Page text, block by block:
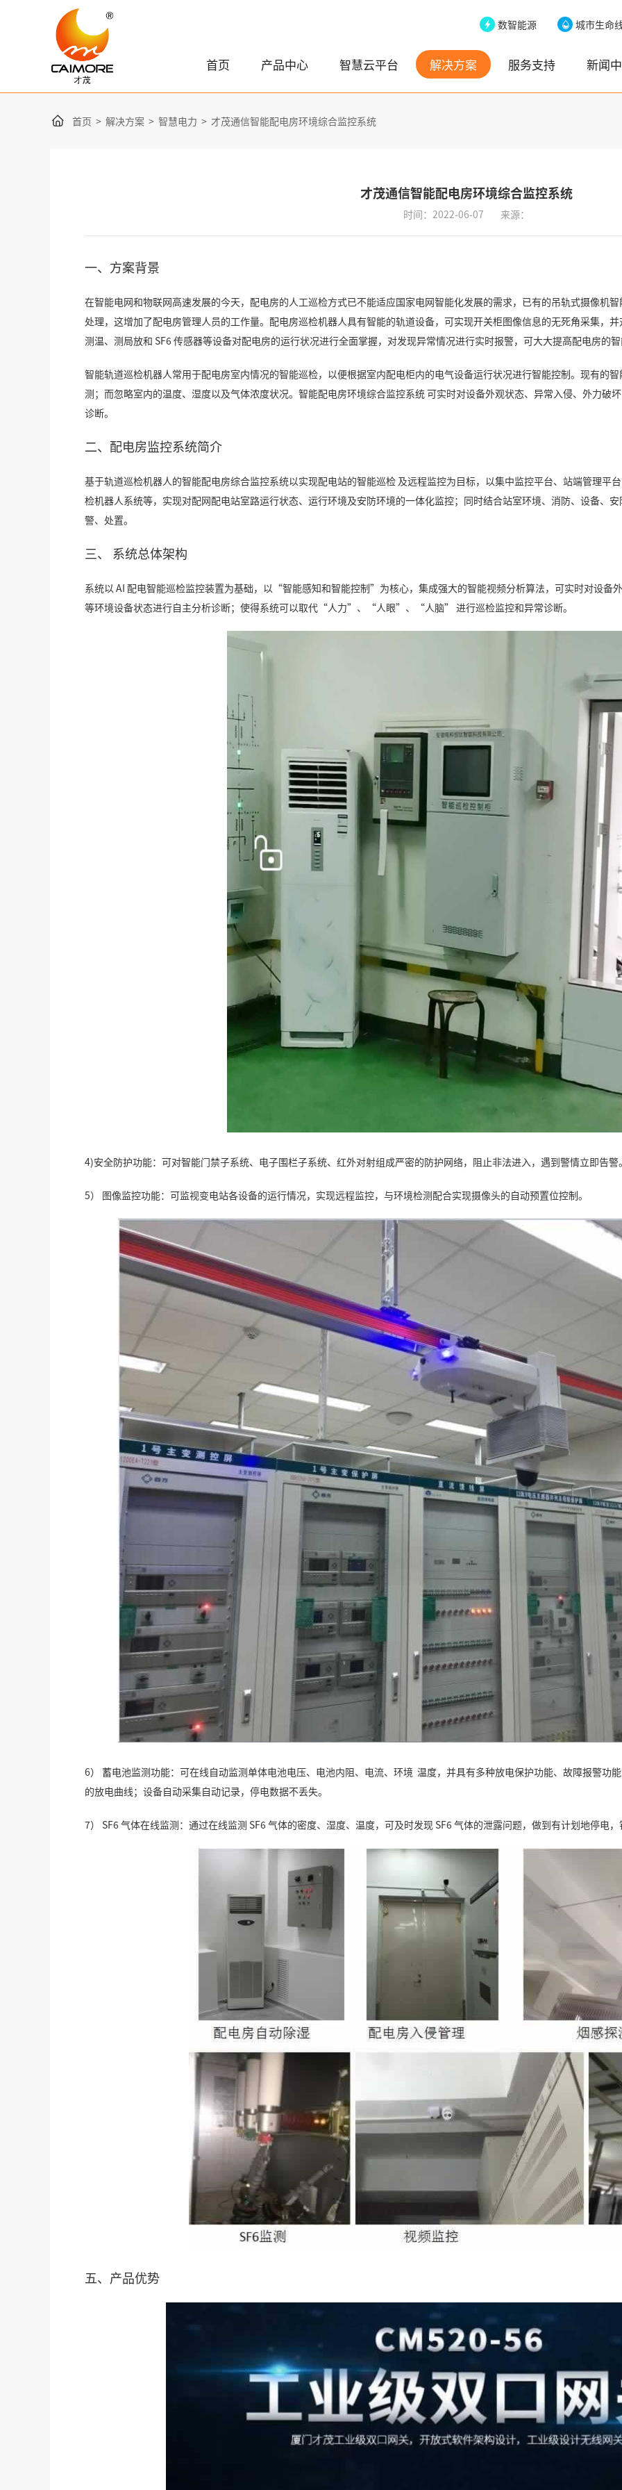
数智能源 城市生命
首页 产品中心 智慧云平台 解决方案 服务支持 新闻
首页 > 解决方案 > 智慧电力 > 才茂通信智能配电房环境综合监控系统
才茂通信智能配电房环境综合监控系统
时间：2022-06-07 来源：
一、方案背景
在智能电网和物联网高速发展的今天，配电房的人工巡检方式已不能适应国家电网智能化发展的需求，已有的吊轨式摄像机
处理，这增加了配电房管理人员的工作量。配电房巡检机器人具有智能的轨道设备，可实现开关柜图像信息的无死角采集，
测温、测局放和 SF6 传感器等设备对配电房的运行状况进行全面掌握，对发现异常情况进行实时报警，可大大提高配电房的
智能轨道巡检机器人常用于配电房室内情况的智能巡检，以便根据室内配电柜内的电气设备运行状况进行智能控制。现有的
测；而忽略室内的温度、湿度以及气体浓度状况。智能配电房环境综合监控系统 可实时对设备外观状态、异常入侵、外力破
诊断。
二、配电房监控系统简介
基于轨道巡检机器人的智能配电房综合监控系统以实现配电站的智能巡检 及远程监控为目标，以集中监控平台、站端管理平
检机器人系统等，实现对配网配电站室路运行状态、运行环境及安防环境的一体化监控；同时结合站室环境、消防、设备、
警、处置。
三、 系统总体架构
系统以 AI 配电智能巡检监控装置为基础，以“智能感知和智能控制”为核心，集成强大的智能视频分析算法，可实时对设备
等环境设备状态进行自主分析诊断；使得系统可以取代“人力”、“人眼”、“人脑” 进行巡检监控和异常诊断。
4)安全防护功能：可对智能门禁子系统、电子围栏子系统、红外对射组成严密的防护网络，阻止非法进入，遇到警情立即告警
5） 图像监控功能：可监视变电站各设备的运行情况，实现远程监控，与环境检测配合实现摄像头的自动预置位控制。
6） 蓄电池监测功能：可在线自动监测单体电池电压、电池内阻、电流、环境 温度，并具有多种放电保护功能、故障报警功
的放电曲线；设备自动采集自动记录，停电数据不丢失。
7） SF6 气体在线监测：通过在线监测 SF6 气体的密度、湿度、温度，可及时发现 SF6 气体的泄露问题，做到有计划地停电
五、产品优势